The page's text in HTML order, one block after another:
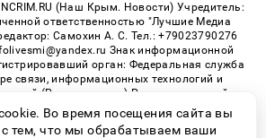
(Наш Крым. Новости) Учредитель:
ответственностью "Лучшие Медиа
Самохин А. С. Тел.: +79023790276
Знак информационной
орган: Федеральная служба
связи, информационных технологий и
(Роскомнадзор) Регистрационный
ЭЛ № ФС 77 - 81150 от 02.06.2021
Во время посещения сайта вы
с тем, что мы обрабатываем ваши